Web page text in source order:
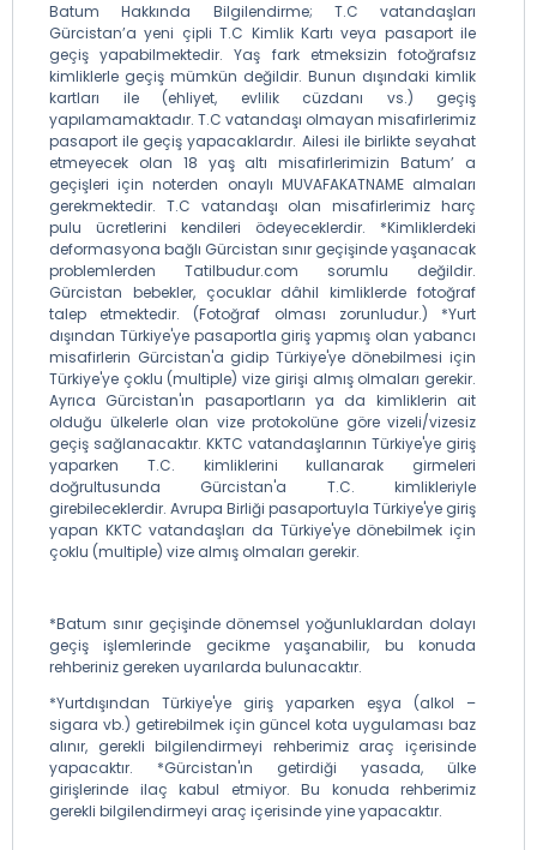
Batum Hakkında Bilgilendirme; T.C vatandaşları
Gürcistan’a yeni çipli T.C Kimlik Kartı veya pasaport ile
geçiş yapabilmektedir. Yaş fark etmeksizin fotoğrafsız
kimliklerle geçiş mümkün değildir. Bunun dışındaki kimlik
kartları ile (ehliyet, evlilik cüzdanı vs.) geçiş
yapılamamaktadır. T.C vatandaşı olmayan misafirlerimiz
pasaport ile geçiş yapacaklardır. Ailesi ile birlikte seyahat
etmeyecek olan 18 yaş altı misafirlerimizin Batum’ a
geçişleri için noterden onaylı MUVAFAKATNAME almaları
gerekmektedir. T.C vatandaşı olan misafirlerimiz harç
pulu ücretlerini kendileri ödeyeceklerdir. *Kimliklerdeki
deformasyona bağlı Gürcistan sınır geçişinde yaşanacak
problemlerden Tatilbudur.com sorumlu değildir.
Gürcistan bebekler, çocuklar dâhil kimliklerde fotoğraf
talep etmektedir. (Fotoğraf olması zorunludur.) *Yurt
dışından Türkiye'ye pasaportla giriş yapmış olan yabancı
misafirlerin Gürcistan'a gidip Türkiye'ye dönebilmesi için
Türkiye'ye çoklu (multiple) vize girişi almış olmaları gerekir.
Ayrıca Gürcistan'ın pasaportların ya da kimliklerin ait
olduğu ülkelerle olan vize protokolüne göre vizeli/vizesiz
geçiş sağlanacaktır. KKTC vatandaşlarının Türkiye'ye giriş
yaparken T.C. kimliklerini kullanarak girmeleri
doğrultusunda Gürcistan'a T.C. kimlikleriyle
girebileceklerdir. Avrupa Birliği pasaportuyla Türkiye'ye giriş
yapan KKTC vatandaşları da Türkiye'ye dönebilmek için
çoklu (multiple) vize almış olmaları gerekir.
*Batum sınır geçişinde dönemsel yoğunluklardan dolayı
geçiş işlemlerinde gecikme yaşanabilir, bu konuda
rehberiniz gereken uyarılarda bulunacaktır.
*Yurtdışından Türkiye'ye giriş yaparken eşya (alkol –
sigara vb.) getirebilmek için güncel kota uygulaması baz
alınır, gerekli bilgilendirmeyi rehberimiz araç içerisinde
yapacaktır. *Gürcistan'ın getirdiği yasada, ülke
girişlerinde ilaç kabul etmiyor. Bu konuda rehberimiz
gerekli bilgilendirmeyi araç içerisinde yine yapacaktır.